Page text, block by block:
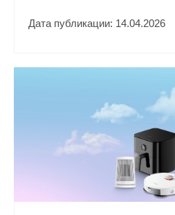
Дата публикации: 14.04.2026